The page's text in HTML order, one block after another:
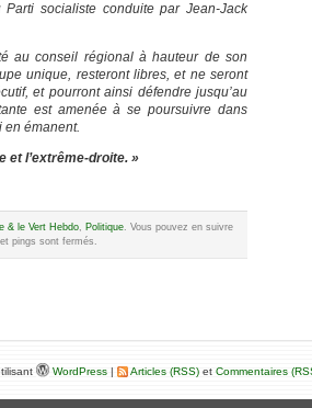
socialiste conduite par Jean-Jack
au conseil régional à hauteur de son
unique, resteront libres, et ne seront
et pourront ainsi défendre jusqu’au
est amenée à se poursuivre dans
en émanent.
et l’extrême-droite. »
& le Vert Hebdo, Politique. Vous pouvez en suivre
pings sont fermés.
WordPress | Articles (RSS) et Commentaires